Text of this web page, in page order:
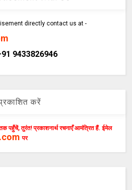
directly contact us at -
9433826946
करें
पहुँचें, तुरंत! प्रकाशनार्थ रचनाएँ आमंत्रित हैं. ईमेल
पर